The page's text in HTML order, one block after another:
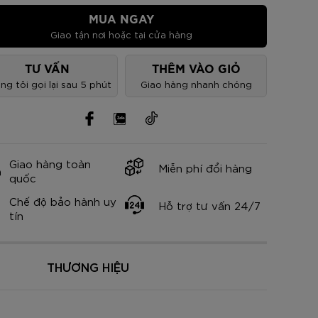
Cam
MUA NGAY
Giao tận nơi hoặc tại cửa hàng
TƯ VẤN
tôi gọi lại sau 5 phút
THÊM VÀO GIỎ
Giao hàng nhanh chóng
Giao hàng toàn
quốc
Miễn phí đổi hàng
Chế độ bảo hành uy
tín
Hỗ trợ tư vấn 24/7
THƯƠNG HIỆU